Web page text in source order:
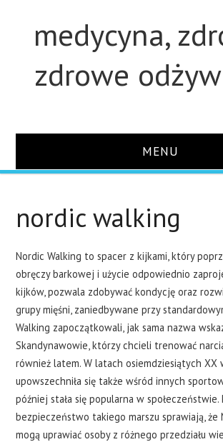
medycyna,
zdrowe
MENU
STUDIA
O STRONIE
KONTAKT
nordic walking
Nordic Walking to spacer z kijkami, który
obręczy barkowej i użycie odpowiednio
kijków, pozwala zdobywać kondycję oraz
grupy mięśni, zaniedbywane przy
Walking zapoczątkowali, jak sama nazwa
Skandynawowie, którzy chcieli trenować
również latem. W latach osiemdziesiątych XX
upowszechniła się także wśród innych
później stała się popularna w społeczeństwie.
bezpieczeństwo takiego marszu sprawiają, że
mogą uprawiać osoby z różnego przedziału